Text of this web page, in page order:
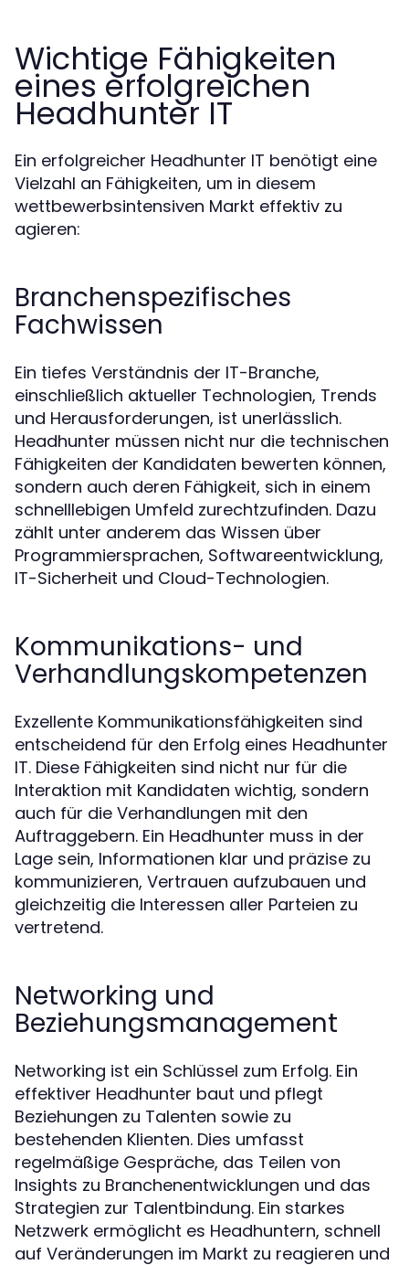
Wichtige Fähigkeiten
eines erfolgreichen
Headhunter IT
Ein erfolgreicher Headhunter IT benötigt eine
Vielzahl an Fähigkeiten, um in diesem
wettbewerbsintensiven Markt effektiv zu
agieren:
Branchenspezifisches
Fachwissen
Ein tiefes Verständnis der IT-Branche,
einschließlich aktueller Technologien, Trends
und Herausforderungen, ist unerlässlich.
Headhunter müssen nicht nur die technischen
Fähigkeiten der Kandidaten bewerten können,
sondern auch deren Fähigkeit, sich in einem
schnelllebigen Umfeld zurechtzufinden. Dazu
zählt unter anderem das Wissen über
Programmiersprachen, Softwareentwicklung,
IT-Sicherheit und Cloud-Technologien.
Kommunikations- und
Verhandlungskompetenzen
Exzellente Kommunikationsfähigkeiten sind
entscheidend für den Erfolg eines Headhunter
IT. Diese Fähigkeiten sind nicht nur für die
Interaktion mit Kandidaten wichtig, sondern
auch für die Verhandlungen mit den
Auftraggebern. Ein Headhunter muss in der
Lage sein, Informationen klar und präzise zu
kommunizieren, Vertrauen aufzubauen und
gleichzeitig die Interessen aller Parteien zu
vertretend.
Networking und
Beziehungsmanagement
Networking ist ein Schlüssel zum Erfolg. Ein
effektiver Headhunter baut und pflegt
Beziehungen zu Talenten sowie zu
bestehenden Klienten. Dies umfasst
regelmäßige Gespräche, das Teilen von
Insights zu Branchenentwicklungen und das
Strategien zur Talentbindung. Ein starkes
Netzwerk ermöglicht es Headhuntern, schnell
auf Veränderungen im Markt zu reagieren und